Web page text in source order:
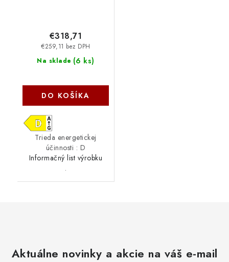
Na sklade (6 ks)
€259,11 bez DPH
€318,71
DO KOŠÍKA
Trieda energetickej
účinnosti : D
Informačný list výrobku
.
Aktuálne novinky a akcie na váš e-mail